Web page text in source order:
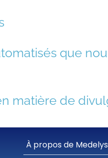
que
matière de
À propos de Medelys